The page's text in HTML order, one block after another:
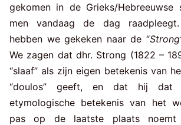
gekomen in de Grieks/Hebreeuwse
men vandaag de dag
hebben we gekeken naar de “
We zagen dat dhr. Strong (1822 –
“slaaf” als zijn eigen betekenis van
“doulos” geeft, en dat hij
etymologische betekenis van het
pas op de laatste plaats